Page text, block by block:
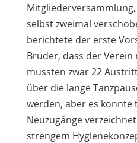
selbst zweimal
berichtete der erste
Bruder, dass der Verein
mussten zwar 22
über die lange
werden, aber es konnte
Neuzugänge
strengem